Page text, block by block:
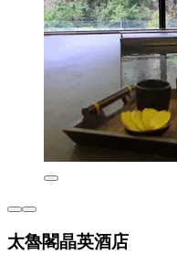
太魯閣晶英酒店